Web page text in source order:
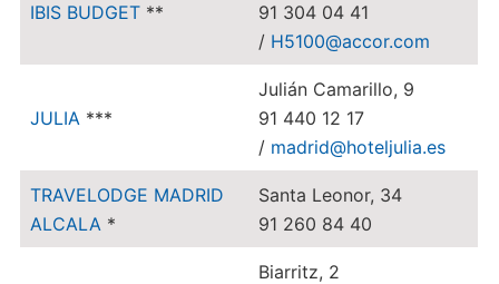
IBIS BUDGET **
91 304 04 41
/ H5100@accor.com
JULIA ***
Julián Camarillo, 9
91 440 12 17
/ madrid@hoteljulia.es
TRAVELODGE MADRID
ALCALA*
Santa Leonor, 34
91 260 84 40
Biarritz, 2